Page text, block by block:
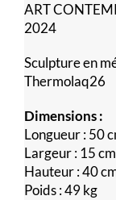
ART
2024
Sculpture en
Thermolaq26
Dimensions :
Longueur : 50
Largeur : 15 cm
Hauteur : 40
Poids : 49 kg